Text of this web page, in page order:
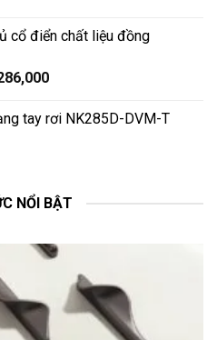
cổ điển chất liệu đồng
tay rơi NK285D-DVM-T
NỔI BẬT